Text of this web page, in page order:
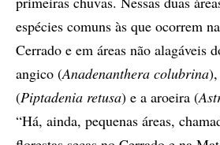
espécies comuns às que ocorrem
Cerrado e em áreas não alagáveis
angico (Anadenanthera colubrina),
(Piptadenia retusa) e a aroeira (
“Há, ainda, pequenas áreas,